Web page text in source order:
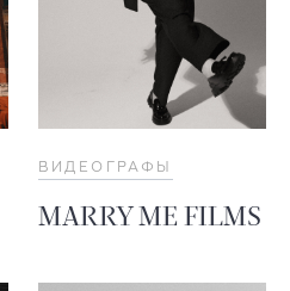
ВИДЕОГРАФЫ
MARRY ME FILMS